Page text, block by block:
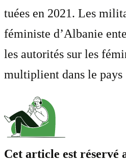
tuées en 2021. Les
féministe d’Albanie
les autorités sur les
multiplient dans le pays
Cet article est réservé